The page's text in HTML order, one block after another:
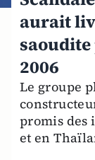
aurait
2006
Le groupe
promis des
et en